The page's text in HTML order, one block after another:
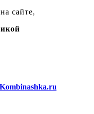
сайте,
Kombinashka.ru